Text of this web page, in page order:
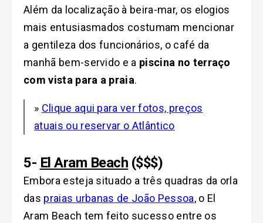
Além da localização à beira-mar, os elogios
mais entusiasmados costumam mencionar
a gentileza dos funcionários, o café da
manhã bem-servido e a piscina no terraço
com vista para a praia.
» Clique aqui para ver fotos, preços
atuais ou reservar o Atlântico
5- El Aram Beach ($$$)
Embora esteja situado a três quadras da orla
das praias urbanas de João Pessoa, o El
Aram Beach tem feito sucesso entre os